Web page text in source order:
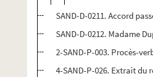
SAND-D-0211. Accord
SAND-D-0212. Madame
2-SAND-P-003. Procès-
4-SAND-P-026. Extrait du